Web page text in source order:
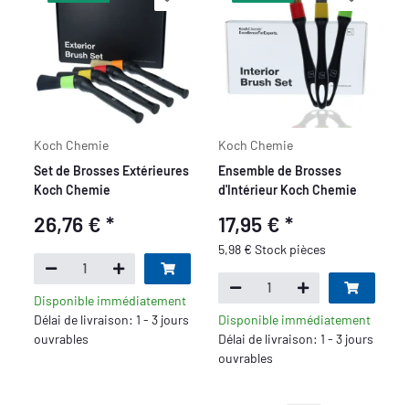
Koch Chemie
Set de Brosses Extérieures
Koch Chemie
26,76 €*
Disponible immédiatement
Délai de livraison: 1 - 3 jours
ouvrables
Koch Chemie
Ensemble de Brosses
d'Intérieur Koch Chemie
17,95 € *
5,98 € Stock pièces
Disponible immédiatement
Délai de livraison: 1 - 3 jours
ouvrables